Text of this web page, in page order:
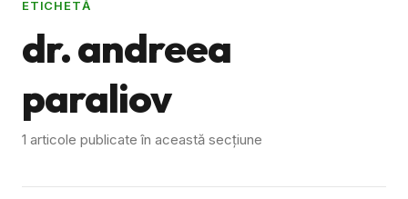
ETICHETĂ
dr. andreea
paraliov
1 articole publicate în această secțiune